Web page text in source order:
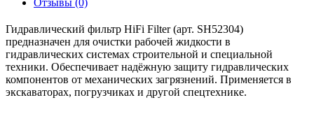
Гидравлический фильтр HiFi Filter (арт. SH52304)
предназначен для очистки рабочей жидкости в
гидравлических системах строительной и специальной
техники. Обеспечивает надёжную защиту гидравлических
компонентов от механических загрязнений. Применяется в
экскаваторах, погрузчиках и другой спецтехнике.